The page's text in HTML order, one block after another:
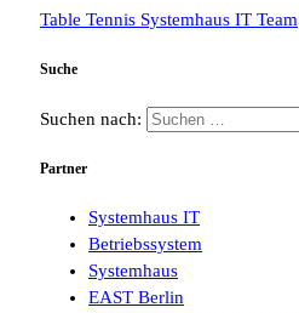
Table Tennis Systemhaus IT Team
Suche
Suchen nach:
Partner
Systemhaus IT
Betriebssystem
Systemhaus
EAST Berlin